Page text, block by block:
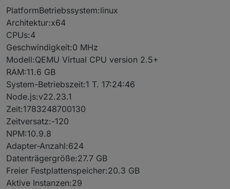
PlatformBetriebssystem:linux
Architektur:x64
CPUs:4
Geschwindigkeit:0 MHz
Modell:QEMU Virtual CPU version 2.5+
RAM:11.6 GB
System-Betriebszeit:1 T. 17:24:46
Node.js:v22.23.1
Zeit:1783248700130
Zeitversatz:-120
NPM:10.9.8
Adapter-Anzahl:624
Datenträgergröße:27.7 GB
Freier Festplattenspeicher:20.3 GB
Aktive Instanzen:29